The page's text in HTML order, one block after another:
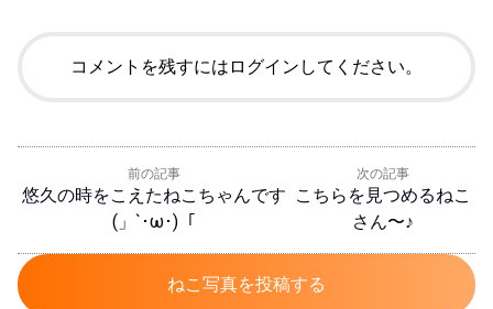
コメントを残すにはログインしてください。
前の記事
悠久の時をこえたねこちゃんです
(」`･ω･)「
次の記事
こちらを見つめるねこ
さん〜♪
ねこ写真を投稿する